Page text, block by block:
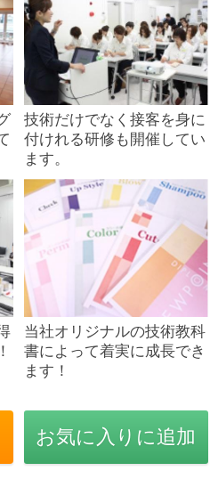
技術だけでなく接客を身に
付けれる研修も開催してい
ます。
当社オリジナルの技術教科
書によって着実に成長でき
ます！
お気に入りに追加